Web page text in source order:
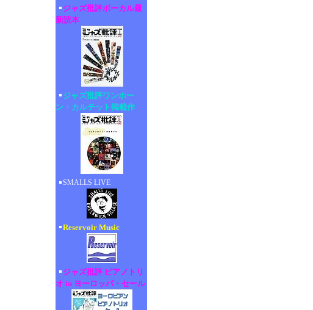
ジャズ批評ボーカル最
新読本
ジャズ批評ワンホー
ン・カルテット掲載作
SMALLS LIVE
Reservoir Music
ジャズ批評 ピアノトリ
オ in ヨーロッパ・セール